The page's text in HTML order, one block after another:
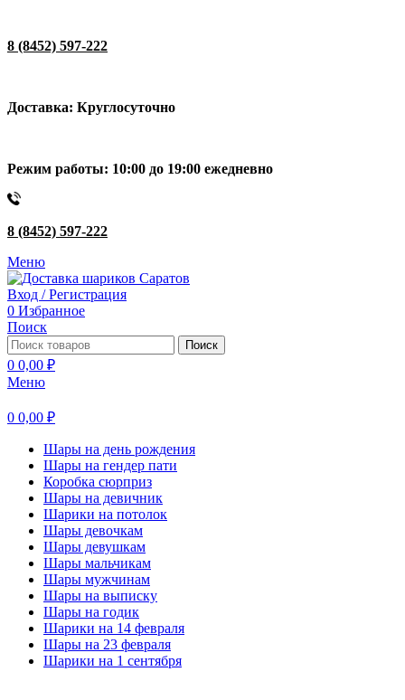
8 (8452) 597-222
Доставка: Круглосуточно
Режим работы: 10:00 до 19:00 ежедневно
8 (8452) 597-222
Меню
Вход / Регистрация
0 Избранное
Поиск
Поиск
0 0,00 ₽
Меню
0 0,00 ₽
Шары на день рождения
Шары на гендер пати
Коробка сюрприз
Шары на девичник
Шарики на потолок
Шары девочкам
Шары девушкам
Шары мальчикам
Шары мужчинам
Шары на выписку
Шары на годик
Шарики на 14 февраля
Шары на 23 февраля
Шарики на 1 сентября